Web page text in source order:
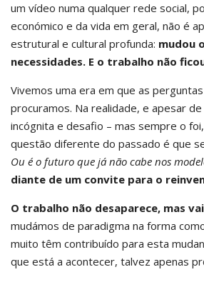
um vídeo numa qualquer rede social,
económico e da vida em geral, não é
estrutural e cultural profunda: mudou
necessidades. E o trabalho não
Vivemos uma era em que as
procuramos. Na realidade, e apesar
incógnita e desafio – mas sempre o
questão diferente do passado é que
Ou é o futuro que já não cabe nos
diante de um convite para o
O trabalho não desaparece, mas
mudámos de paradigma na forma
muito têm contribuído para esta
que está a acontecer, talvez apenas